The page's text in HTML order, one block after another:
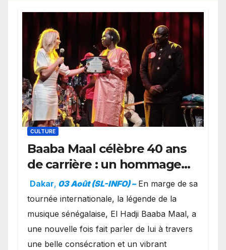
CULTURE
Baaba Maal célèbre 40 ans
de carrière : un hommage
exceptionnel à Oslo en
présence de la famille
royale.
Dakar, 03 Août (SL-INFO) – ​En marge de sa
tournée internationale, la légende de la
musique sénégalaise, El Hadji Baaba Maal, a
une nouvelle fois fait parler de lui à travers
une belle consécration et un vibrant